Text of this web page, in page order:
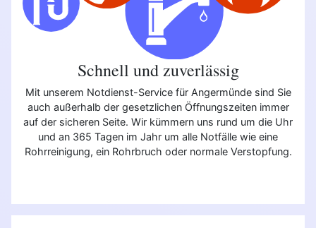
Schnell und zuverlässig
Mit unserem Notdienst-Service für Angermünde sind Sie
auch außerhalb der gesetzlichen Öffnungszeiten immer
auf der sicheren Seite. Wir kümmern uns rund um die Uhr
und an 365 Tagen im Jahr um alle Notfälle wie eine
Rohrreinigung, ein Rohrbruch oder normale Verstopfung.